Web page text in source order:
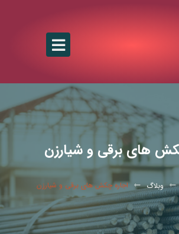
های برقی و شیارزن
وبلاگ اجاره چکش های برقی و شیارزن